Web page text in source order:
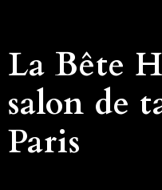
La Bête
salon de
Paris